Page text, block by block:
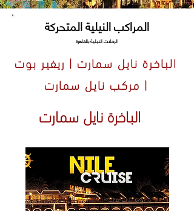
المراكب النيلية المتحركة
الرحلات النيلية بالقاهرة
الباخرة نايل سمارت | ريفير بوت
| مركب نايل سمارت
الباخرة نايل سمارت